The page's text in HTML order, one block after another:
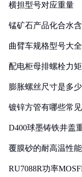
横担型号对应重量
锰矿石产品化合水
曲臂车规格型号大全
配电柜母排螺栓力
膨胀螺丝尺寸是多少
镀锌方管有哪些常
D400球墨铸铁井盖
覆膜砂的耐高温性
RU7088R功率